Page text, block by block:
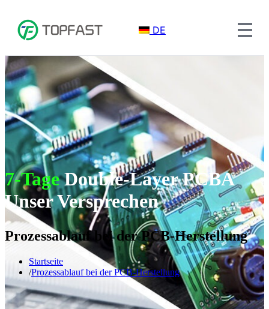
DE
7-TageDouble-Layer PCBA
Unser Versprechen
Prozessablauf bei der PCB-Herstellung
Startseite
Prozessablauf bei der PCB-Herstellung